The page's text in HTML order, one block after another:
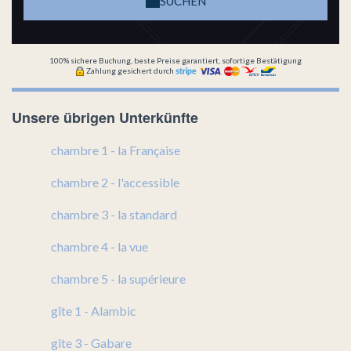
100% sichere Buchung, beste Preise garantiert, sofortige Bestätigung
Zahlung gesichert durch
Unsere übrigen Unterkünfte
chambre 1 - la Française
chambre 2 - l'accessible
chambre 3 - la standard
chambre 4 - la vue
chambre 5 - la supérieure
gîte 1 - Alambic
gîte 3 - Gabare